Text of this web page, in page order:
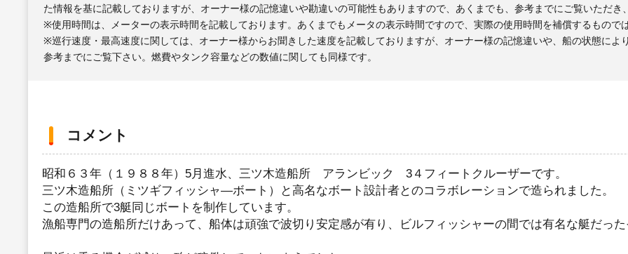
た情報を基に記載しておりますが、オーナー様の記憶違いや勘違いの可能性もありますので、あくまでも、参考までにご覧いただ
※使用時間は、メーターの表示時間を記載しております。あくまでもメータの表示時間ですので、実際の使用時間を補償するもので
※巡行速度・最高速度に関しては、オーナー様からお聞きした速度を記載しておりますが、オーナー様の記憶違いや、船の状態に
参考までにご覧下さい。燃費やタンク容量などの数値に関しても同様です。
コメント
昭和６３年（１９８８年）5月進水、三ツ木造船所 アランビック 3４フィートクルーザーです。
三ツ木造船所（ミツギフィッシャ―ボート）と高名なボート設計者とのコラボレーションで造られました。
この造船所で3艇同じボートを制作しています。
漁船専門の造船所だけあって、船体は頑強で波切り安定感が有り、ビルフィッシャーの間では有名な艇だっ